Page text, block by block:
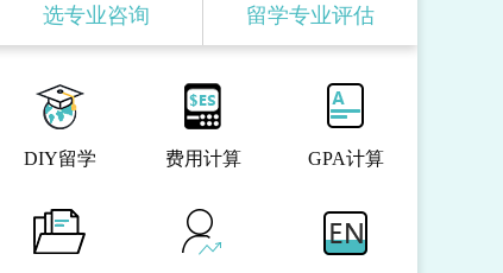
选专业咨询 留学专业评估
DIY留学 费用计算 GPA计算